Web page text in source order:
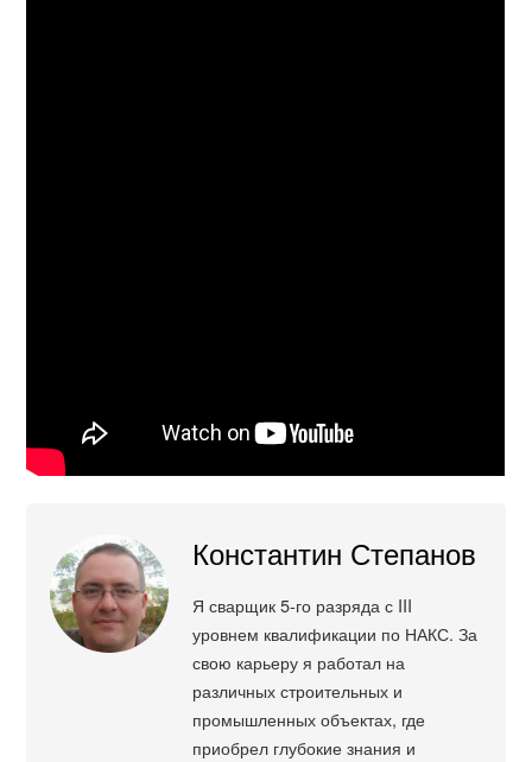
Константин Степанов
Я сварщик 5-го разряда с III
уровнем квалификации по НАКС. За
свою карьеру я работал на
различных строительных и
промышленных объектах, где
приобрел глубокие знания и